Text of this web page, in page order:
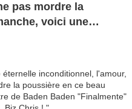
pas mordre la
voici une
Baden
en même temps